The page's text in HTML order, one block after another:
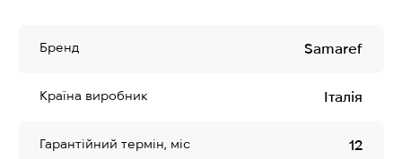
Бренд Samaref
Країна виробник Італія
Гарантійний термін, міс 12